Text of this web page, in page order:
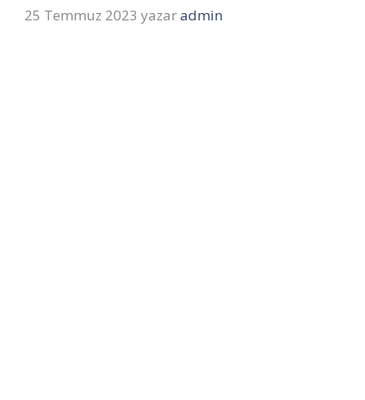
25 Temmuz 2023 yazaradmin